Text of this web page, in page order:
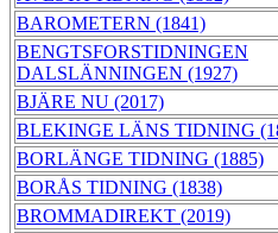
BAROMETERN (1841)
BENGTSFORSTIDNINGEN
DALSLÄNNINGEN (1927)
BJÄRE NU (2017)
BLEKINGE LÄNS TIDNING
BORLÄNGE TIDNING (1885)
BORÅS TIDNING (1838)
BROMMADIREKT (2019)